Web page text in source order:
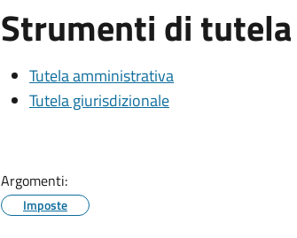
Strumenti di tutela
Tutela amministrativa
Tutela giurisdizionale
Argomenti:
Imposte